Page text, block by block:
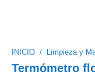
INICIO/ Limpieza y
Termómetro